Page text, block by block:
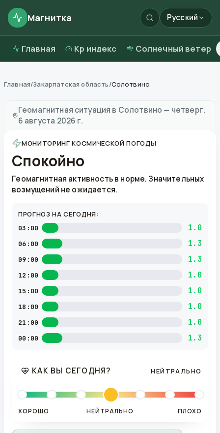
Магнитка Русский
Главная Kp индекс Солнечный ветер
Главная/Закарпатская область/Солотвино
Геомагнитная ситуация в Солотвино — четверг,
6 августа 2026 г.
МОНИТОРИНГ КОСМИЧЕСКОЙ ПОГОДЫ
Спокойно
Геомагнитная активность в норме. Значительных
возмущений не ожидается.
ПРОГНОЗ НА СЕГОДНЯ:
03:00 1.0
06:00 1.3
09:00 1.3
12:00 1.0
15:00 1.0
18:00 1.0
21:00 1.0
00:00 1.3
КАК ВЫ СЕГОДНЯ? НЕЙТРАЛЬНО
ХОРОШО НЕЙТРАЛЬНО ПЛОХО